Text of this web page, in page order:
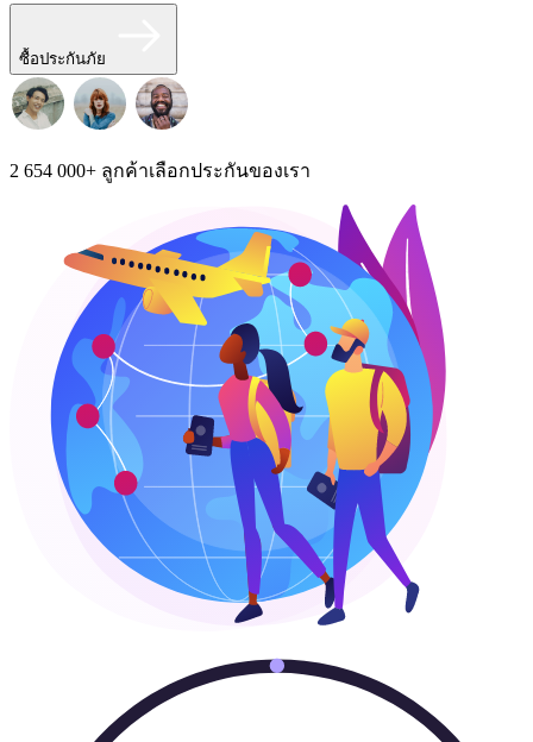
ซื้อประกันภัย
2 654 000+ ลูกค้าเลือกประกันของเรา